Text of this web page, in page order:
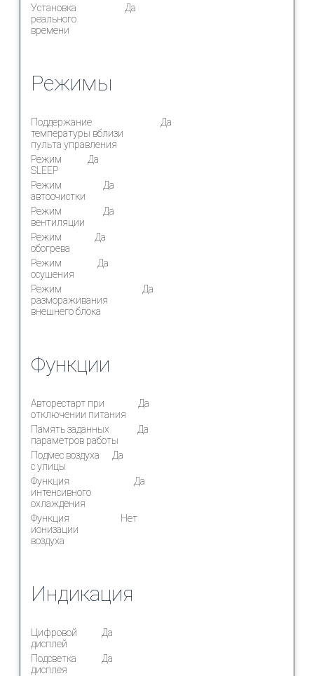
Установка
реального
времени
Да
Режимы
Поддержание
температуры вблизи
пульта управления
Да
Режим
SLEEP
Да
Режим
автоочистки
Да
Режим
вентиляции
Да
Режим
обогрева
Да
Режим
осушения
Да
Режим
размораживания
внешнего блока
Да
Функции
Авторестарт при
отключении питания
Да
Память заданных
параметров работы
Да
Подмес воздуха
с улицы
Да
Функция
интенсивного
охлаждения
Да
Функция
ионизации
воздуха
Нет
Индикация
Цифровой
дисплей
Да
Подсветка
дисплея
Да